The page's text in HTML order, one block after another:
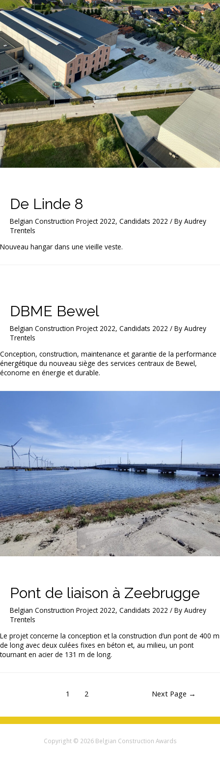
De Linde 8
Belgian Construction Project 2022, Candidats 2022 / By Audrey
Trentels
Nouveau hangar dans une vieille veste.
DBME Bewel
Belgian Construction Project 2022, Candidats 2022 / By Audrey
Trentels
Conception, construction, maintenance et garantie de la performance
énergétique du nouveau siège des services centraux de Bewel,
économe en énergie et durable.
Pont de liaison à Zeebrugge
Belgian Construction Project 2022, Candidats 2022 / By Audrey
Trentels
Le projet concerne la conception et la construction d’un pont de 400 m
de long avec deux culées fixes en béton et, au milieu, un pont
tournant en acier de 131 m de long.
1 2 Next Page →
Copyright © 2026 Belgian Construction Awards